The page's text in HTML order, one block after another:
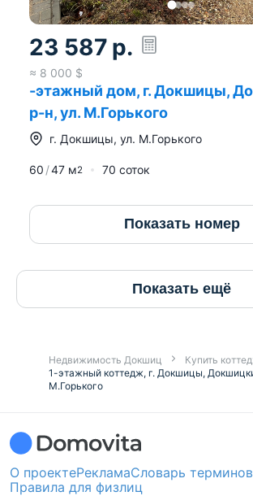
23 587 р.
≈ 8 000 $
-этажный дом, г. Докшицы,
р-н, ул. М.Горького
г. Докшицы, ул. М.Горького
60 47 м2 70 соток
Показать номер
Показать ещё
Недвижимость Докшиц
Купить
1-этажный коттедж, г. Докшицы,
М.Горького
О проектеРекламаСловарь терминов
Правила для физлиц